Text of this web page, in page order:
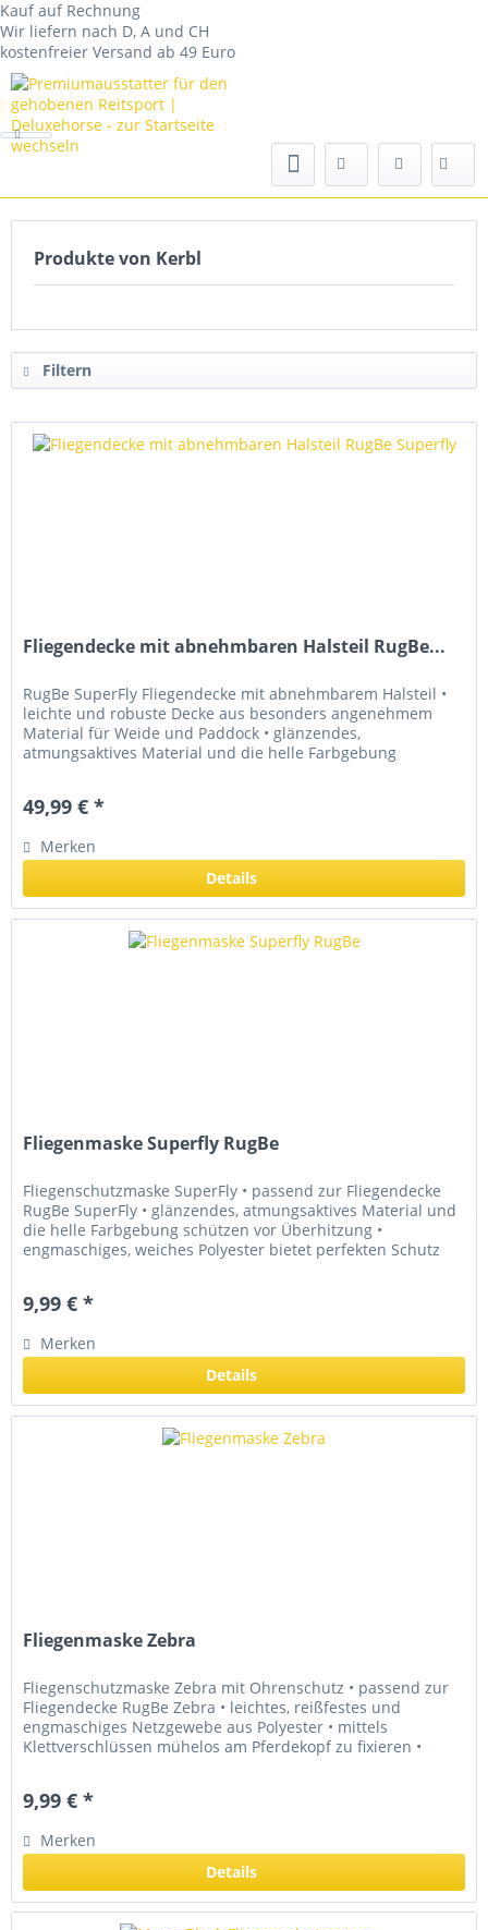
Kauf auf Rechnung
Wir liefern nach D, A und CH
kostenfreier Versand ab 49 Euro
Produkte von Kerbl
Filtern
Fliegendecke mit abnehmbaren Halsteil RugBe...
RugBe SuperFly Fliegendecke mit abnehmbarem Halsteil •
leichte und robuste Decke aus besonders angenehmem
Material für Weide und Paddock • glänzendes,
atmungsaktives Material und die helle Farbgebung
49,99 € *
Merken
Details
Fliegenmaske Superfly RugBe
Fliegenschutzmaske SuperFly • passend zur Fliegendecke
RugBe SuperFly • glänzendes, atmungsaktives Material und
die helle Farbgebung schützen vor Überhitzung •
engmaschiges, weiches Polyester bietet perfekten Schutz
9,99 € *
Merken
Details
Fliegenmaske Zebra
Fliegenschutzmaske Zebra mit Ohrenschutz • passend zur
Fliegendecke RugBe Zebra • leichtes, reißfestes und
engmaschiges Netzgewebe aus Polyester • mittels
Klettverschlüssen mühelos am Pferdekopf zu fixieren •
9,99 € *
Merken
Details